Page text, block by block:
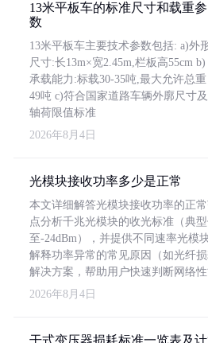
13米平板车的标准尺寸和载重参
数
13米平板车主要技术参数包括: a)外
尺寸:长13m×宽2.45m,栏板高55cm b)
承载能力:标载30-35吨,最大允许总重
49吨 c)符合国家道路车辆外廓尺寸及
轴荷限值标准
2026年8月4日
光模块接收功率多少是正常
本文详细解答光模块接收功率的正
点分析千兆光模块的收光标准（典
至-24dBm），并提供不同速率光模
解释功率异常的常见原因（如光纤
解决方案，帮助用户快速判断网络性
2026年8月4日
干式变压器损耗标准一览表及